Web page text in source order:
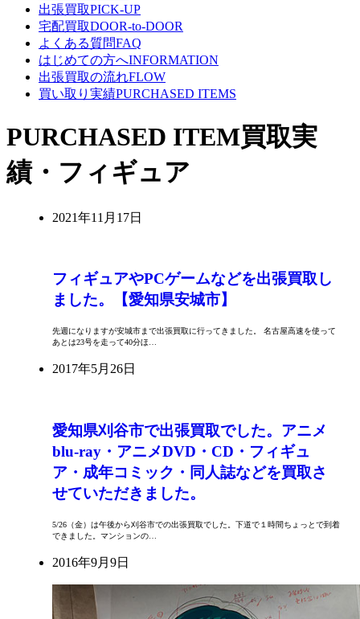
出張買取PICK-UP
宅配買取DOOR-to-DOOR
よくある質問FAQ
はじめての方へINFORMATION
出張買取の流れFLOW
買い取り実績PURCHASED ITEMS
PURCHASED ITEM買取実
績・フィギュア
2021年11月17日
フィギュアやPCゲームなどを出張買取し
ました。【愛知県安城市】
先週になりますが安城市まで出張買取に行ってきました。 名古屋高速を使って
あとは23号を走って40分ほ…
2017年5月26日
愛知県刈谷市で出張買取でした。アニメ
blu-ray・アニメDVD・CD・フィギュ
ア・成年コミック・同人誌などを買取さ
せていただきました。
5/26（金）は午後から刈谷市での出張買取でした。下道で１時間ちょっとで到着
できました。マンションの…
2016年9月9日